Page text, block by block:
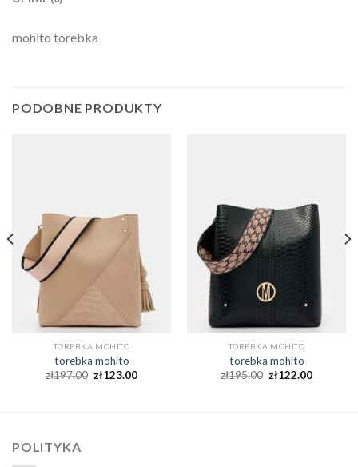
mohito torebka
PODOBNE PRODUKTY
TOREBKA MOHITO
torebka mohito
zł197.00 zł123.00
TOREBKA MOHITO
torebka mohito
zł195.00 zł122.00
POLITYKA